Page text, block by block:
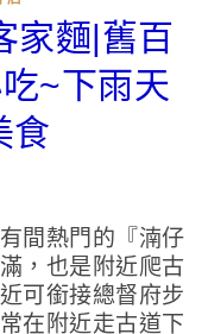
家麵|舊百
~下雨天
食
，也是附近爬古
可銜接總督府步
在附近走古道下